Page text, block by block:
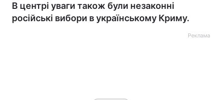
В центрі уваги також були незаконні
російські вибори в українському Криму.
Реклама